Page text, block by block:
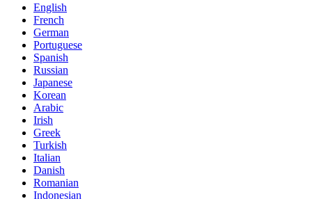
English
French
German
Portuguese
Spanish
Russian
Japanese
Korean
Arabic
Irish
Greek
Turkish
Italian
Danish
Romanian
Indonesian